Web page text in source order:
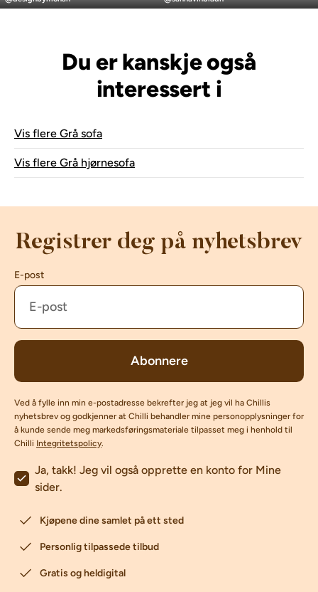
Serie Menard
Du er kanskje også
interessert i
Vis flere Grå sofa
Vis flere Grå hjørnesofa
Registrer deg på nyhetsbrev
E-post
Abonnere
Ved å fylle inn min e-postadresse bekrefter jeg at jeg vil ha Chillis
nyhetsbrev og godkjenner at Chilli behandler mine personopplysninger for
å kunde sende meg markedsføringsmateriale tilpasset meg i henhold til
Chilli Integritetspolicy.
Ja, takk! Jeg vil også opprette en konto for Mine
sider.
Kjøpene dine samlet på ett sted
Personlig tilpassede tilbud
Gratis og heldigital